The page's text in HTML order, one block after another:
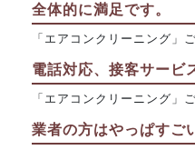
全体的に満足です。
「エアコンクリーニング」
電話対応、接客サービ
「エアコンクリーニング」
業者の方はやっぱすご